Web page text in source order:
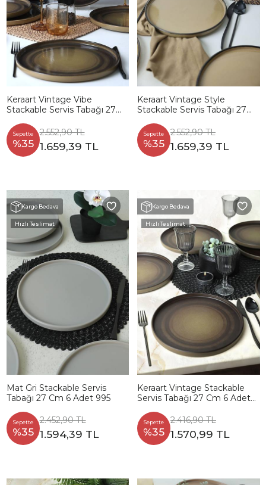
Keraart Vintage Vibe
Stackable Servis Tabağı 27
Sepette
%35
2.552,90 TL
1.659,39 TL
Keraart Vintage Style
Stackable Servis Tabağı 27
Sepette
%35
2.552,90 TL
1.659,39 TL
Kargo Bedava
Hızlı Teslimat
Mat Gri Stackable Servis
Tabağı 27 Cm 6 Adet 995
Sepette
%35
2.452,90 TL
1.594,39 TL
Kargo Bedava
Hızlı Teslimat
Keraart Vintage Stackable
Servis Tabağı 27 Cm 6 Adet
Sepette
%35
2.416,90 TL
1.570,99 TL